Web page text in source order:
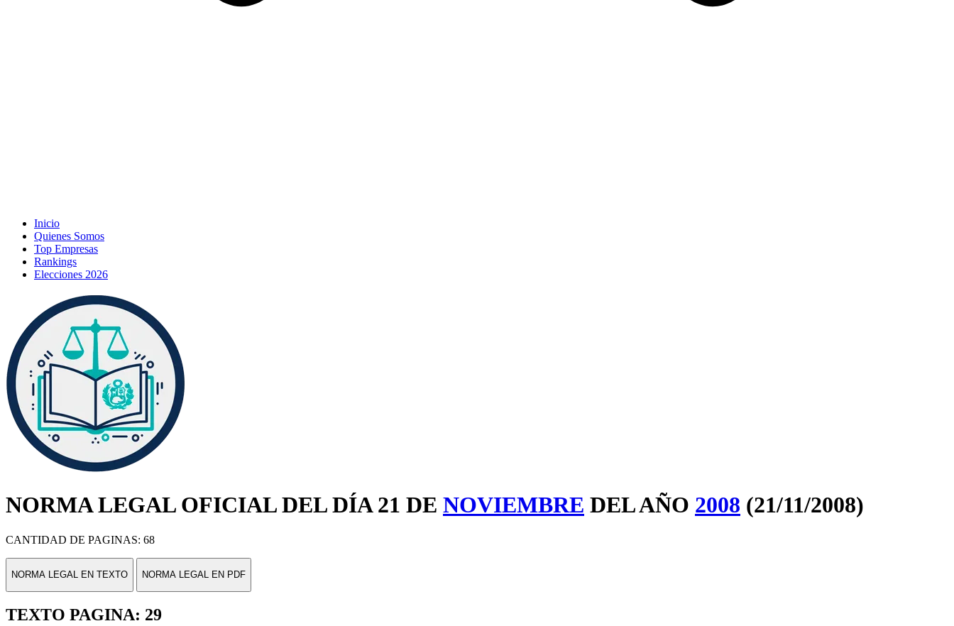
Inicio
Quienes Somos
Top Empresas
Rankings
Elecciones 2026
NORMA LEGAL OFICIAL DEL DÍA 21 DE NOVIEMBRE DEL AÑO 2008 (21/11/2008)
CANTIDAD DE PAGINAS: 68
NORMA LEGAL EN TEXTO NORMA LEGAL EN PDF
TEXTO PAGINA: 29